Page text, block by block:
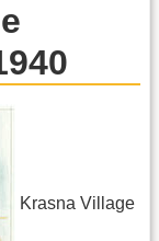
Krasna Village